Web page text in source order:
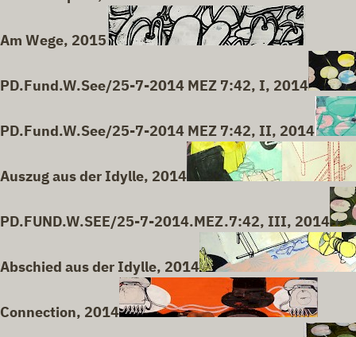
Am Wege, 2015
PD.Fund.W.See/25-7-2014 MEZ 7:42, I, 2014
PD.Fund.W.See/25-7-2014 MEZ 7:42, II, 2014
Auszug aus der Idylle, 2014
PD.FUND.W.SEE/25-7-2014.MEZ.7:42, III, 2014
Abschied aus der Idylle, 2014
Connection, 2014